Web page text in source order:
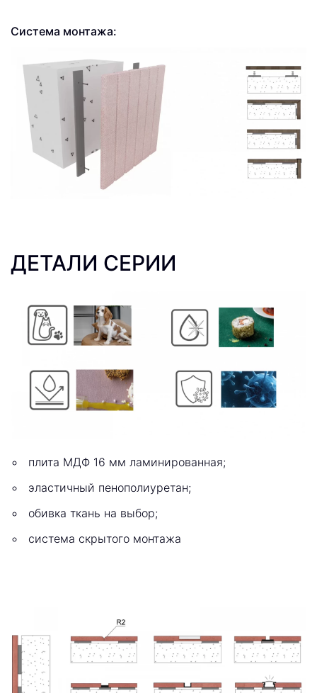
Система монтажа:
ДЕТАЛИ СЕРИИ
плита МДФ 16 мм ламинированная;
эластичный пенополиуретан;
обивка ткань на выбор;
система скрытого монтажа